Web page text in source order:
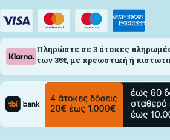
Πληρώστε σε 3 άτοκες
των 35€, με χρεωστική ή